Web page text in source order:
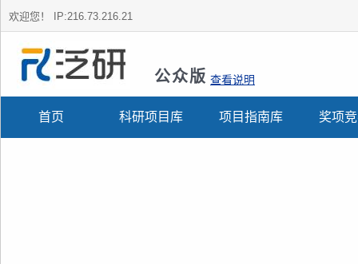
欢迎您！ IP:216.73.216.21
公众版 查看说明
首页 科研项目库 项目指南库 奖项